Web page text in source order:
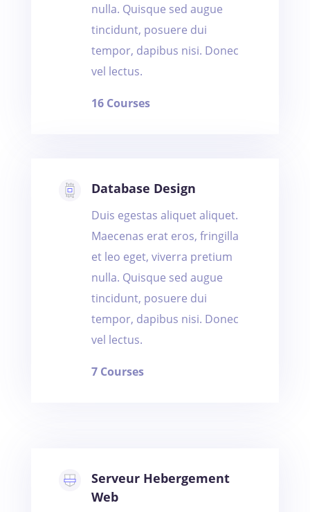
nulla. Quisque sed augue
tincidunt, posuere dui
tempor, dapibus nisi. Donec
vel lectus.
16 Courses
Database Design
Duis egestas aliquet aliquet.
Maecenas erat eros, fringilla
et leo eget, viverra pretium
nulla. Quisque sed augue
tincidunt, posuere dui
tempor, dapibus nisi. Donec
vel lectus.
7 Courses
Serveur Hebergement
Web